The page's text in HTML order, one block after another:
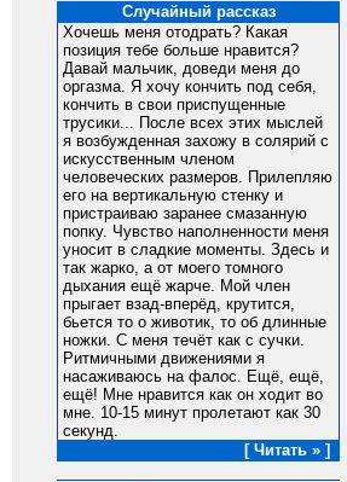
Случайный рассказ
Хочешь меня отодрать? Какая
позиция тебе больше нравится?
Давай мальчик, доведи меня до
оргазма. Я хочу кончить под себя,
кончить в свои приспущенные
трусики... После всех этих мыслей
я возбужденная захожу в солярий с
искусственным членом
человеческих размеров. Прилепляю
его на вертикальную стенку и
пристраиваю заранее смазанную
попку. Чувство наполненности меня
уносит в сладкие моменты. Здесь и
так жарко, а от моего томного
дыхания ещё жарче. Мой член
прыгает взад-вперёд, крутится,
бьется то о животик, то об длинные
ножки. С меня течёт как с сучки.
Ритмичными движениями я
насаживаюсь на фалос. Ещё, ещё,
ещё! Мне нравится как он ходит во
мне. 10-15 минут пролетают как 30
секунд.
[ Читать » ]